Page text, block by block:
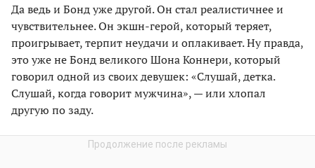
Да ведь и Бонд уже другой. Он стал реалистичнее и
чувствительнее. Он экшн-герой, который теряет,
проигрывает, терпит неудачи и оплакивает. Ну правда,
это уже не Бонд великого Шона Коннери, который
говорил одной из своих девушек: «Слушай, детка.
Слушай, когда говорит мужчина», — или хлопал
другую по заду.